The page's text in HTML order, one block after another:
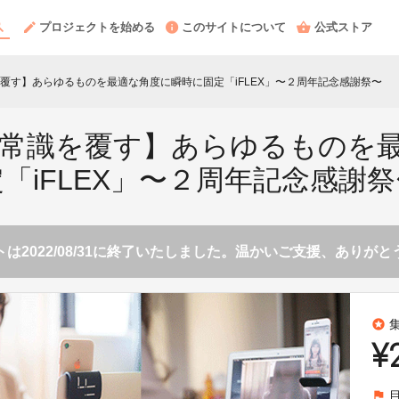
プロジェクトを始める このサイトについて 公式ストア
す】あらゆるものを最適な角度に瞬時に固定「iFLEX」〜２周年記念感謝祭〜
識を覆す】あらゆるものを
iFLEX」〜２周年記念感謝
は2022/08/31に終了いたしました。温かいご支援、ありがと
stars
flag